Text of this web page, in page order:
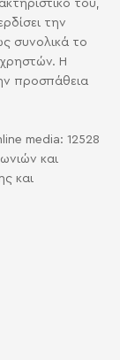
του,
την
συνολικά το
Η
προσπάθεια
media: 12528
και
και